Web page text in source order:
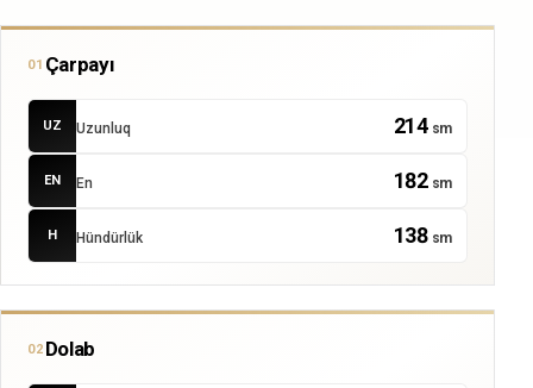
01 Çarpayı
UZ Uzunluq 214 sm
EN En 182 sm
H Hündürlük 138 sm
02 Dolab